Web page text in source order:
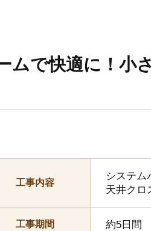
ムで快適に！小
工事内容
システム
天井クロ
工事期間 約5日間